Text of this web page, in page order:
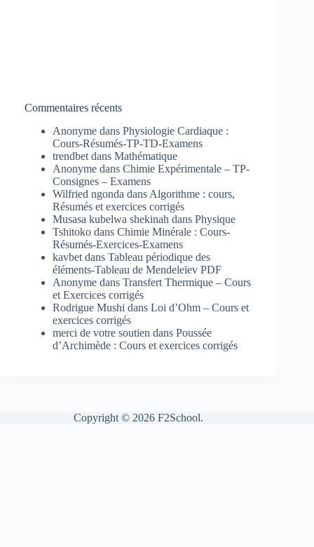
Commentaires récents
Anonyme dans Physiologie Cardiaque :
Cours-Résumés-TP-TD-Examens
trendbet dans Mathématique
Anonyme dans Chimie Expérimentale – TP-
Consignes – Examens
Wilfried ngonda dans Algorithme : cours,
Résumés et exercices corrigés
Musasa kubelwa shekinah dans Physique
Tshitoko dans Chimie Minérale : Cours-
Résumés-Exercices-Examens
kavbet dans Tableau périodique des
éléments-Tableau de Mendeleïev PDF
Anonyme dans Transfert Thermique – Cours
et Exercices corrigés
Rodrigue Mushi dans Loi d’Ohm – Cours et
exercices corrigés
merci de votre soutien dans Poussée
d’Archimède : Cours et exercices corrigés
Copyright © 2026 F2School.